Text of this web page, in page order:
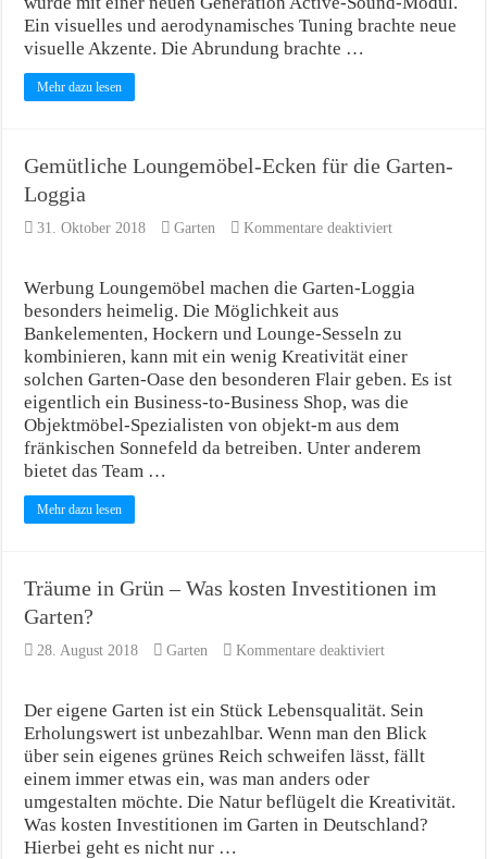
Ein visuelles und aerodynamisches Tuning brachte neue
visuelle Akzente. Die Abrundung brachte …
Mehr dazu lesen
Gemütliche Loungemöbel-Ecken für die Garten-
Loggia
31. Oktober 2018 Garten Kommentare deaktiviertfür
Ecken
für
Garten-
Loggia
Werbung Loungemöbel machen die Garten-Loggia
besonders heimelig. Die Möglichkeit aus
Bankelementen, Hockern und Lounge-Sesseln zu
kombinieren, kann mit ein wenig Kreativität einer
solchen Garten-Oase den besonderen Flair geben. Es ist
eigentlich ein Business-to-Business Shop, was die
Objektmöbel-Spezialisten von objekt-m aus dem
fränkischen Sonnefeld da betreiben. Unter anderem
bietet das Team …
Mehr dazu lesen
Träume in Grün – Was kosten Investitionen im
Garten?
28. August 2018 Garten Kommentare deaktiviertfür
Grün
Was
kosten
im
Garten?
Der eigene Garten ist ein Stück Lebensqualität. Sein
Erholungswert ist unbezahlbar. Wenn man den Blick
über sein eigenes grünes Reich schweifen lässt, fällt
einem immer etwas ein, was man anders oder
umgestalten möchte. Die Natur beflügelt die Kreativität.
Was kosten Investitionen im Garten in Deutschland?
Hierbei geht es nicht nur …